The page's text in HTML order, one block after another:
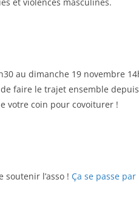
au dimanche 19 novembre
faire le trajet ensemble
votre coin pour covoiturer !
soutenir l’asso ! Ça se passe par